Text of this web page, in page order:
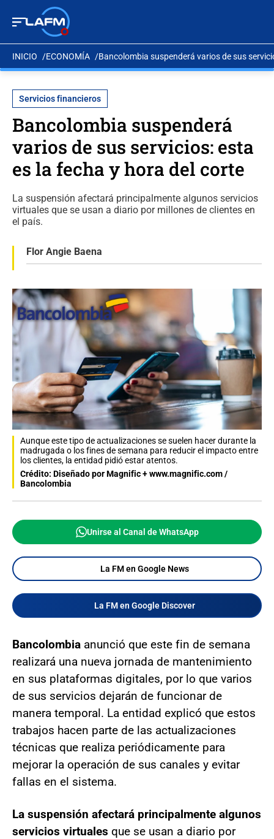
INICIO ECONOMÍA Bancolombia suspenderá varios de sus
Servicios financieros
Bancolombia suspenderá
varios de sus servicios: esta
es la fecha y hora del corte
La suspensión afectará principalmente algunos servicios
virtuales que se usan a diario por millones de clientes en
el país.
Flor Angie Baena
Aunque este tipo de actualizaciones se suelen hacer durante la
madrugada o los fines de semana para reducir el impacto entre
los clientes, la entidad pidió estar atentos.
Crédito: Diseñado por Magnific + www.magnific.com /
Bancolombia
Unirse al Canal de WhatsApp
La FM en Google News
La FM en Google Discover
Bancolombia anunció que este fin de semana
realizará una nueva jornada de mantenimiento
en sus plataformas digitales, por lo que varios
de sus servicios dejarán de funcionar de
manera temporal. La entidad explicó que estos
trabajos hacen parte de las actualizaciones
técnicas que realiza periódicamente para
mejorar la operación de sus canales y evitar
fallas en el sistema.
La suspensión afectará principalmente algunos
servicios virtuales que se usan a diario por